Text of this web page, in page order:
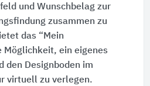
und Wunschbelag zur
zusammen zu
das “Mein
Möglichkeit, ein eigenes
den Designboden im
virtuell zu verlegen.